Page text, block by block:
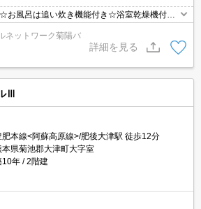
お風呂は追い炊き機能付き☆浴室乾燥機付き
円。
ネットワーク菊陽バ
詳細を見る
Ⅲ
肥本線<阿蘇高原線>/肥後大津駅 徒歩12分
本県菊池郡大津町大字室
10年
2階建